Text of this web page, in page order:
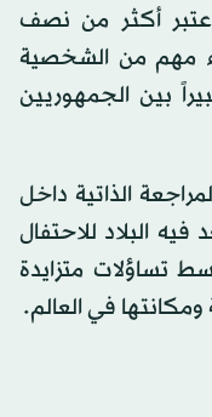
اعتبر أكثر من نصف
مهم من الشخصية
بين الجمهوريين
الذاتية داخل
البلاد للاحتفال
وسط تساؤلات متزايدة
في العالم.